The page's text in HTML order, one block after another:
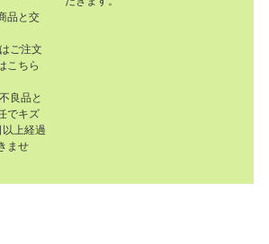
品と交
ご注文
こちら
良品と
でキズ
上経過
ませ